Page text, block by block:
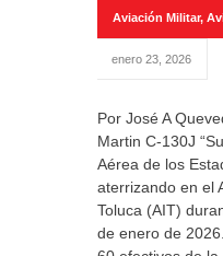
Aviación Militar,
enero 23, 2026
Por José A
Martin C-130J
Aérea de los
aterrizando en el
Toluca (AIT)
de enero de